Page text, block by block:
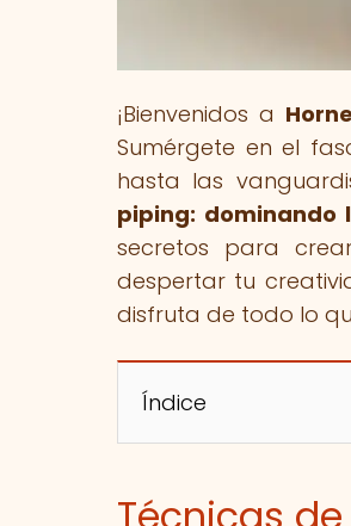
¡Bienvenidos a
Sumérgete en el
hasta las
piping: dominando
secretos para
despertar tu
disfruta de todo lo
Índice